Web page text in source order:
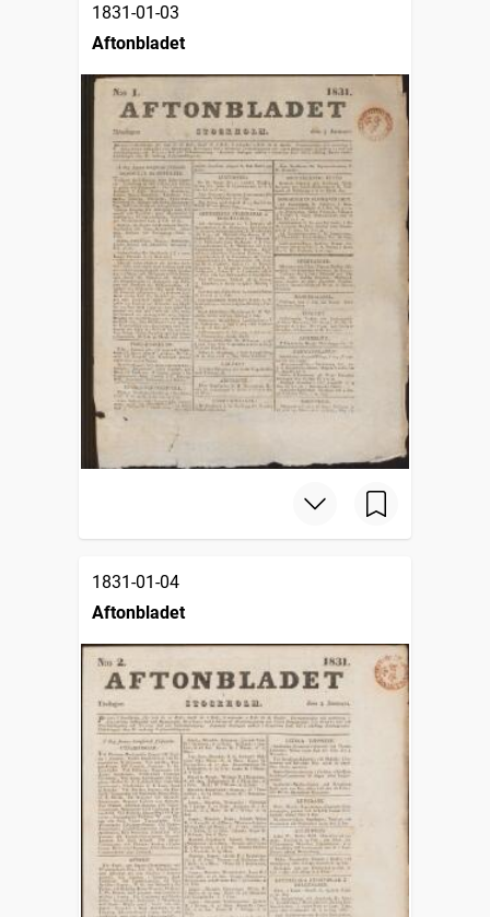
1831-01-03
Aftonbladet
1831-01-04
Aftonbladet